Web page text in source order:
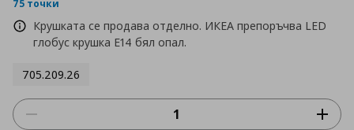
75 точки
Крушката се продава отделно. ИКЕА препоръчва LED
глобус крушка E14 бял опал.
705.209.26